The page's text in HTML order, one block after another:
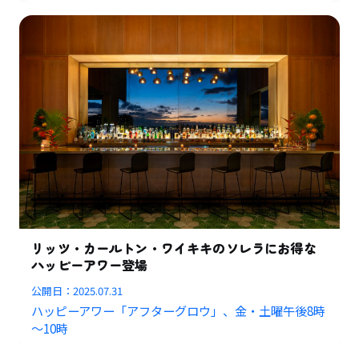
リッツ・カールトン・ワイキキのソレラにお得な
ハッピーアワー登場
公開日：2025.07.31
ハッピーアワー「アフターグロウ」、金・土曜午後8時
～10時